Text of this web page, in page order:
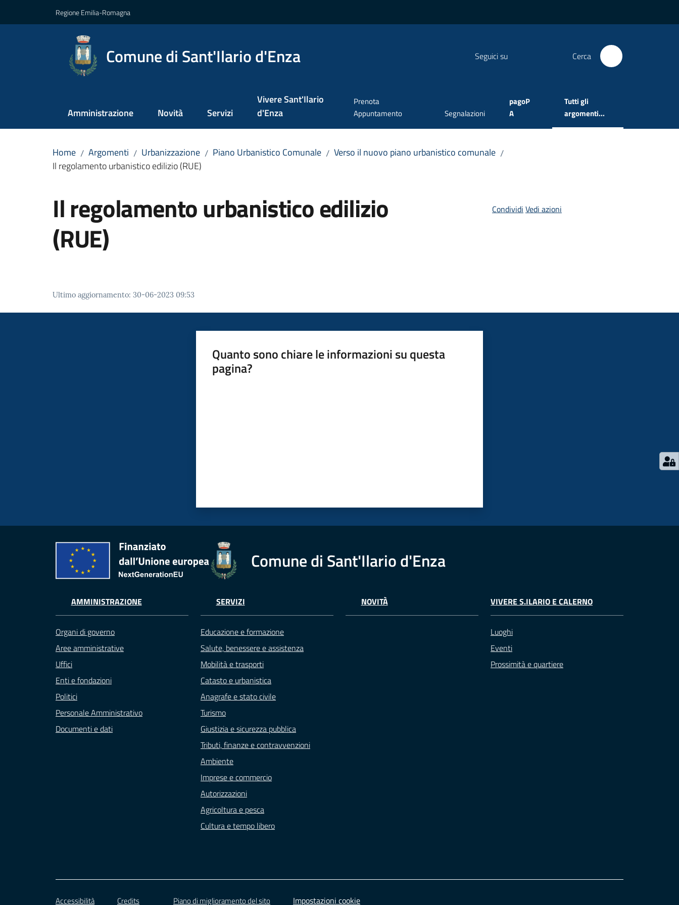
Regione Emilia-Romagna
Comune di Sant'Ilario d'Enza Seguici su Cerca
Amministrazione Novità Servizi
Vivere Sant'Ilario
d'Enza
Prenota
Appuntamento
Segnalazioni
pagoP
A
Tutti gli
argomenti...
Menu selezionato
Home / Argomenti / Urbanizzazione / Piano Urbanistico Comunale / Verso il nuovo piano urbanistico comunale /
Il regolamento urbanistico edilizio (RUE)
Il regolamento urbanistico edilizio
(RUE)
Condividi Vedi azioni
Ultimo aggiornamento: 30-06-2023 09:53
Quanto sono chiare le informazioni su questa
pagina?
Comune di Sant'Ilario d'Enza
AMMINISTRAZIONE
Organi di governo
Aree amministrative
Uffici
Enti e fondazioni
Politici
Personale Amministrativo
Documenti e dati
SERVIZI
Educazione e formazione
Salute, benessere e assistenza
Mobilità e trasporti
Catasto e urbanistica
Anagrafe e stato civile
Turismo
Giustizia e sicurezza pubblica
Tributi, finanze e contravvenzioni
Ambiente
Imprese e commercio
Autorizzazioni
Agricoltura e pesca
Cultura e tempo libero
NOVITÀ VIVERE S.ILARIO E CALERNO
Luoghi
Eventi
Prossimità e quartiere
Accessibilità Credits Piano di miglioramento del sito Impostazioni cookie